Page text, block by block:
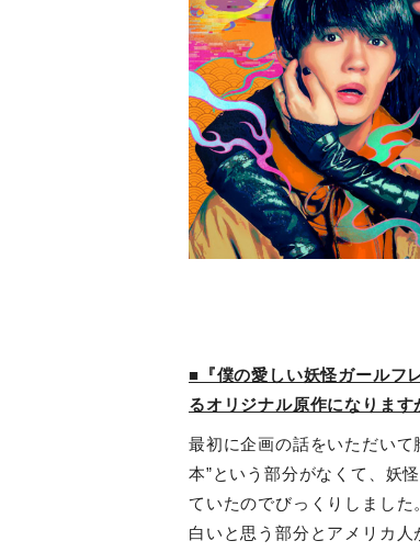
■『僕の愛しい妖怪ガールフ
るオリジナル原作になりま
最初に企画の話をいただいて
本”という部分がなくて、妖
ていたのでびっくりしまし
白いと思う部分とアメリカ